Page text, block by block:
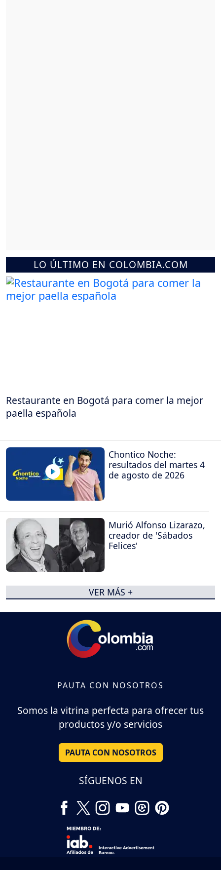
LO ÚLTIMO EN COLOMBIA.COM
Restaurante en Bogotá para comer la mejor
paella española
Chontico Noche:
resultados del martes 4
de agosto de 2026
Murió Alfonso Lizarazo,
creador de 'Sábados
Felices'
VER MÁS +
PAUTA CON NOSOTROS
Somos la vitrina perfecta para ofrecer tus
productos y/o servicios
PAUTA CON NOSOTROS
SÍGUENOS EN